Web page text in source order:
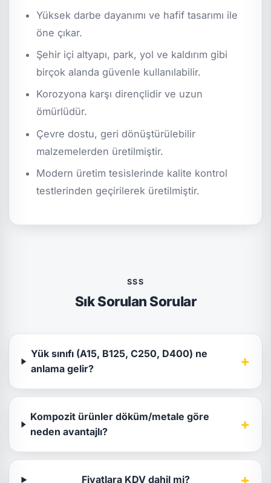
Yüksek darbe dayanımı ve hafif tasarımı ile
öne çıkar.
Şehir içi altyapı, park, yol ve kaldırım gibi
birçok alanda güvenle kullanılabilir.
Korozyona karşı dirençlidir ve uzun
ömürlüdür.
Çevre dostu, geri dönüştürülebilir
malzemelerden üretilmiştir.
Modern üretim tesislerinde kalite kontrol
testlerinden geçirilerek üretilmiştir.
SSS
Sık Sorulan Sorular
Yük sınıfı (A15, B125, C250, D400) ne
anlama gelir?
+
Kompozit ürünler döküm/metale göre
neden avantajlı?
+
Fiyatlara KDV dahil mi?